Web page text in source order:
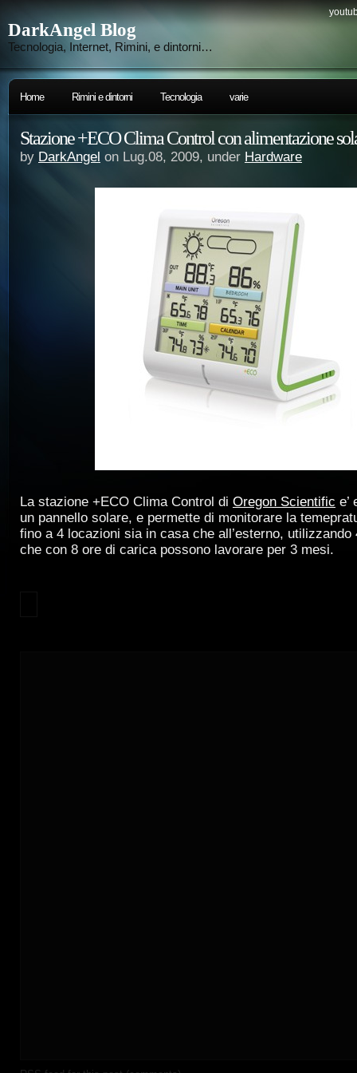
DarkAngel Blog
Tecnologia, Internet, Rimini, e dintorni…
Home Rimini e dintorni Tecnologia varie
Stazione +ECO Clima Control con alimentazione
by DarkAngel on Lug.08, 2009, under Hardware
La stazione +ECO Clima Control di Oregon Scientific e’
un pannello solare, e permette di monitorare la
fino a 4 locazioni sia in casa che all’esterno,
che con 8 ore di carica possono lavorare per 3 mesi.